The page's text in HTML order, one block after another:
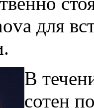
для
В
сотен